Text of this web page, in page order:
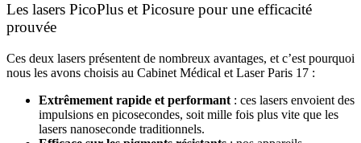
Les lasers PicoPlus et Picosure pour une efficacité
prouvée
Ces deux lasers présentent de nombreux avantages, et c’est pourquoi
nous les avons choisis au Cabinet Médical et Laser Paris 17 :
Extrêmement rapide et performant : ces lasers envoient des
impulsions en picosecondes, soit mille fois plus vite que les
lasers nanoseconde traditionnels.